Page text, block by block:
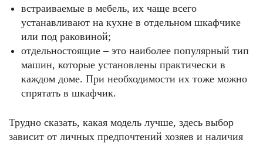
встраиваемые в мебель, их чаще всего
устанавливают на кухне в отдельном шкафчике
или под раковиной;
отдельностоящие – это наиболее популярный тип
машин, которые установлены практически в
каждом доме. При необходимости их тоже можно
спрятать в шкафчик.
Трудно сказать, какая модель лучше, здесь выбор
зависит от личных предпочтений хозяев и наличия